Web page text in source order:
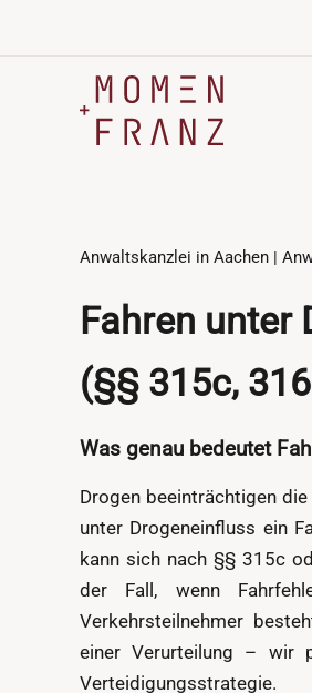
Anwaltskanzlei in Aachen |
Fahren unter
(§§ 315c,
Was genau bedeutet
Drogen beeinträchtigen
unter Drogeneinfluss ein
kann sich nach §§ 315c
der Fall, wenn
Verkehrsteilnehmer
einer Verurteilung – wir
Verteidigungsstrategie.